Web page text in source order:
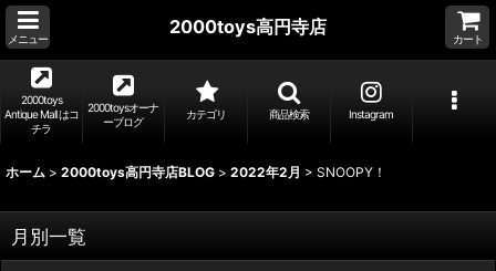
メニュー
2000toys高円寺店
カート
2000toys
Antique Mall はコ
チラ
2000toysオーナ
ーブログ
カテゴリ 商品検索 Instagram
ホーム > 2000toys高円寺店BLOG > 2022年2月 > SNOOPY！
月別一覧